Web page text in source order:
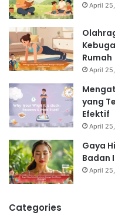
April
Rumah
April
yang
Efektif
April
Gaya
Badan
April
Categories